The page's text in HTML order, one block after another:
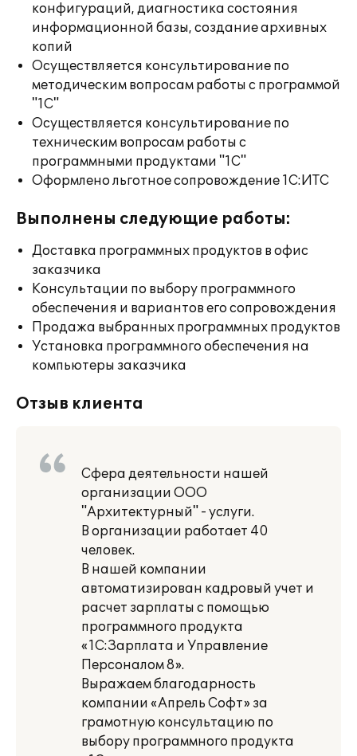
конфигураций, диагностика состояния
информационной базы, создание архивных
копий
Осуществляется консультирование по
методическим вопросам работы с программой
"1С"
Осуществляется консультирование по
техническим вопросам работы с
программными продуктами "1С"
Оформлено льготное сопровождение 1С:ИТС
Выполнены следующие работы:
Доставка программных продуктов в офис
заказчика
Консультации по выбору программного
обеспечения и вариантов его сопровождения
Продажа выбранных программных продуктов
Установка программного обеспечения на
компьютеры заказчика
Отзыв клиента
Сфера деятельности нашей
организации ООО
"Архитектурный" - услуги.
В организации работает 40
человек.
В нашей компании
автоматизирован кадровый учет и
расчет зарплаты с помощью
программного продукта
«1С:Зарплата и Управление
Персоналом 8».
Выражаем благодарность
компании «Апрель Софт» за
грамотную консультацию по
выбору программного продукта